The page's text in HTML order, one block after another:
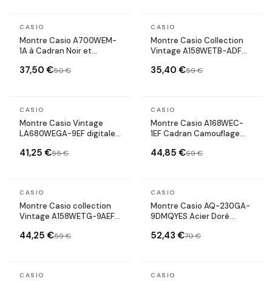
En stock
CASIO
Montre Casio A700WEM-
1A à Cadran Noir et
milanaise
37,50 €50 €
En stock
CASIO
Montre Casio Collection
Vintage A158WETB-ADF
métal noir
35,40 €59 €
En stock
CASIO
Montre Casio Vintage
LA680WEGA-9EF digitale
41,25 €55 €
En stock
CASIO
Montre Casio A168WEC-
1EF Cadran Camouflage
44,85 €69 €
En stock
CASIO
Montre Casio collection
Vintage A158WETG-9AEF
jaune
44,25 €59 €
En stock
CASIO
Montre Casio AQ-230GA-
9DMQYES Acier Doré
52,43 €70 €
En stock
CASIO En stock
CASIO